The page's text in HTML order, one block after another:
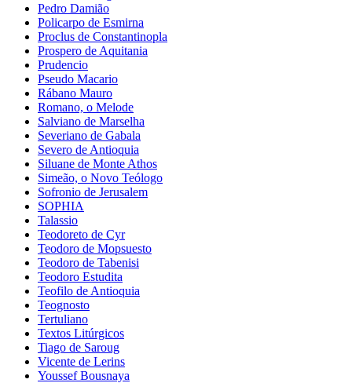
Pedro Damião
Policarpo de Esmirna
Proclus de Constantinopla
Prospero de Aquitania
Prudencio
Pseudo Macario
Rábano Mauro
Romano, o Melode
Salviano de Marselha
Severiano de Gabala
Severo de Antioquia
Siluane de Monte Athos
Simeão, o Novo Teólogo
Sofronio de Jerusalem
SOPHIA
Talassio
Teodoreto de Cyr
Teodoro de Mopsuesto
Teodoro de Tabenisi
Teodoro Estudita
Teofilo de Antioquia
Teognosto
Tertuliano
Textos Litúrgicos
Tiago de Saroug
Vicente de Lerins
Youssef Bousnaya